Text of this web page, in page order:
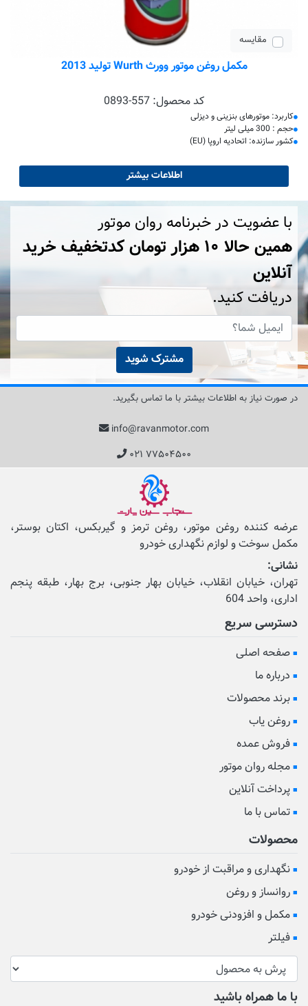
مقایسه
مکمل روغن موتور وورث Wurth تولید 2013
کد محصول: 0893-557
کاربرد: موتورهای بنزینی و دیزلی
حجم : 300 میلی لیتر
کشور سازنده: اتحادیه اروپا (EU)
اطلاعات بیشتر
با عضویت در خبرنامه روان موتور
همین حالا ۱۰ هزار تومان کد‌تخفیف خرید
آنلاین
دریافت کنید.
مشترک شوید
در صورت نیاز به اطلاعات بیشتر با ما تماس بگیرید.
info@ravanmotor.com
۰۲۱ ۷۷۵۰۴۵۰۰
عرضه کننده روغن موتور، روغن ترمز و گیربکس، اکتان بوستر،
مکمل‌ سوخت و لوازم نگهداری خودرو
نشانی:
تهران، خیابان انقلاب، خیابان بهار جنوبی، برج بهار، طبقه پنجم
اداری، واحد 604
دسترسی سریع
صفحه اصلی
درباره ما
برند محصولات
روغن یاب
فروش عمده
مجله روان موتور
پرداخت آنلاین
تماس با ما
محصولات
نگهداری و مراقبت از خودرو
روانساز و روغن
مکمل و افزودنی خودرو
فیلتر
با ما همراه باشید